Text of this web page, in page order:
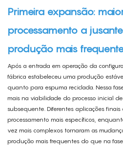
Primeira expansão:
processamento a
produção mais
Após a entrada em operação da
fábrica estabeleceu uma produção
quanto para espuma reciclada. Nessa
mais na viabilidade do processo inicial
subsequente. Diferentes aplicações
processamento mais específicos,
vez mais complexos tornaram as
produção mais frequentes do que na